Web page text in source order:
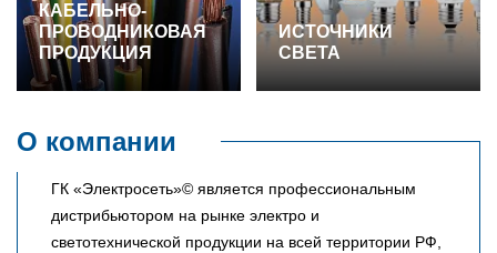
КАБЕЛЬНО-
ПРОВОДНИКОВАЯ
ПРОДУКЦИЯ
ИСТОЧНИКИ
СВЕТА
О компании
ГК «Электросеть»© является профессиональным
дистрибьютором на рынке электро и
светотехнической продукции на всей территории РФ,